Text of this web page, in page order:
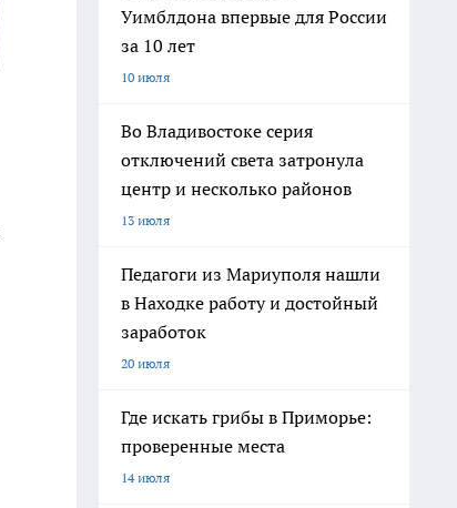
Уимблдона впервые для России
за 10 лет
10 июля
Во Владивостоке серия
отключений света затронула
центр и несколько районов
13 июля
Педагоги из Мариуполя нашли
в Находке работу и достойный
заработок
20 июля
Где искать грибы в Приморье:
проверенные места
14 июля